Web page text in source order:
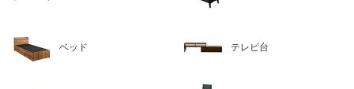
ベッド テレビ台